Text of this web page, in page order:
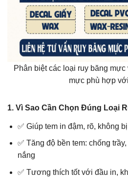
Phân biệt các loại ruy băng
mực phù hợp
1. Vì Sao Cần Chọn Đúng Loại
✅ Giúp tem in đậm, rõ, không
✅ Tăng độ bền tem: chống
nắng
✅ Tương thích tốt với đầu in,